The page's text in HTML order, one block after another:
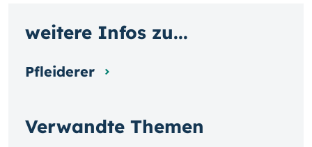
Verwandte Themen
weitere Infos zu...
Pfleiderer